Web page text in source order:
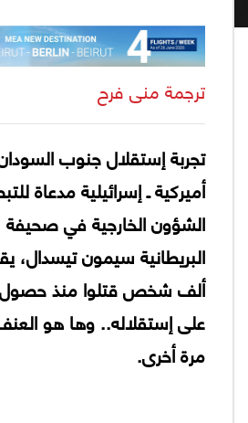
ترجمة منى فرح
تجربة إستقلال جنوب
أميركية ـ إسرائيلية مدعاة
الشؤون الخارجية في صحيفة
ألف شخص قتلوا منذ
على إستقلاله.. وها هو
مرة أخرى.